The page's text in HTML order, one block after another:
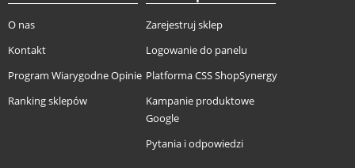
O nas
Kontakt
Program Wiarygodne Opinie
Ranking sklepów
Zarejestruj sklep
Logowanie do panelu
Platforma CSS ShopSynergy
Kampanie produktowe
Google
Pytania i odpowiedzi